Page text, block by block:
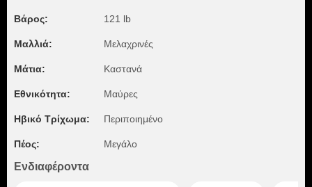
Βάρος: 121 lb
Μαλλιά: Μελαχρινές
Μάτια: Καστανά
Εθνικότητα: Μαύρες
Ηβικό Τρίχωμα: Περιποιημένο
Πέος: Μεγάλο
Ενδιαφέροντα